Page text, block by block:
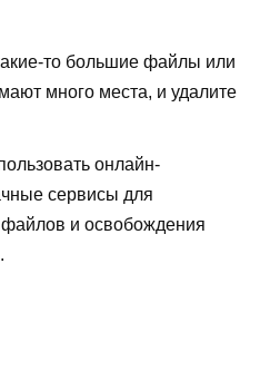
то большие файлы или
много места, и удалите
онлайн-
сервисы для
и освобождения